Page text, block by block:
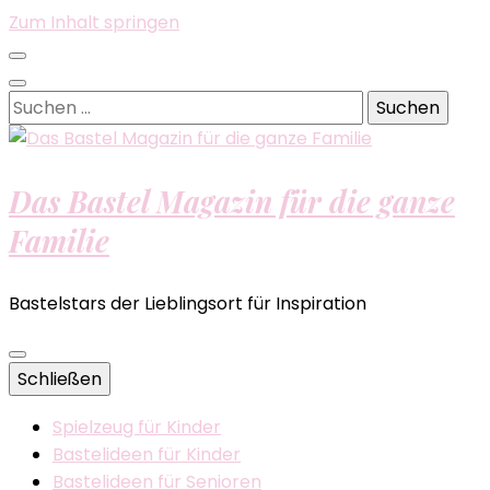
Zum Inhalt springen
Suchen
nach:
Das Bastel Magazin für die ganze
Familie
Bastelstars der Lieblingsort für Inspiration
Schließen
Spielzeug für Kinder
Bastelideen für Kinder
Bastelideen für Senioren